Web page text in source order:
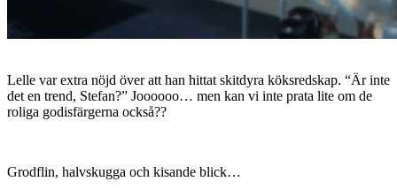
Lelle var extra nöjd över att han hittat skitdyra köksredskap. “Är inte
det en trend, Stefan?” Joooooo… men kan vi inte prata lite om de
roliga godisfärgerna också??
Grodflin, halvskugga och kisande blick…